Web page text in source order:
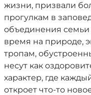
жизни, призвали
прогулкам в
объединения семьи
время на природе,
тропам,
несут как
характер, где
откроет что-то